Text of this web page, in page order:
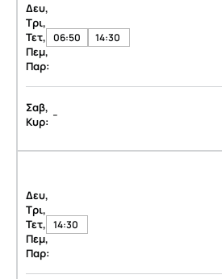
Δευ,
Τρι,
Τετ,
Πεμ,
Παρ:
06:50 14:30
Σαβ,
Κυρ: -
Δευ,
Τρι,
Τετ,
Πεμ,
Παρ:
14:30